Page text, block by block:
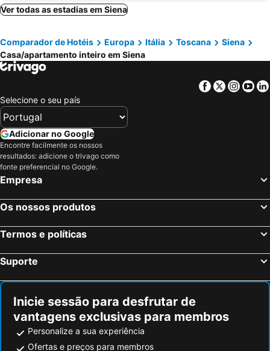
Ver todas as estadias em Siena
Comparador de Hotéis Europa Itália Toscana
Siena
Casa/apartamento inteiro em Siena
Facebook
Twitter
Selecione o seu país
Adicionar no Google
Encontre facilmente os nossos
resultados: adicione o trivago como
fonte preferencial no Google.
Empresa
Os nossos produtos
Termos e políticas
Suporte
Inicie sessão para desfrutar de
vantagens exclusivas para membros
Personalize a sua experiência
Ofertas e preços para membros